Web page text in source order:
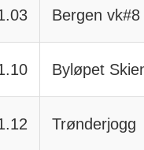
Bergen vk#8
Byløpet
Trønderjogg